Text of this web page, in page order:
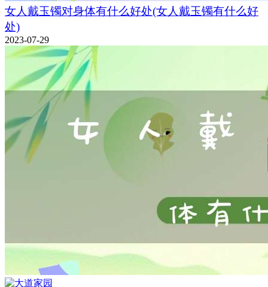
女人戴玉镯对身体有什么好处(女人戴玉镯有什么好
处)
2023-07-29